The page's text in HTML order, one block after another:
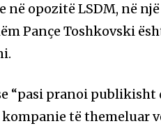
në opozitë LSDM, në
Pançe Toshkovski
“pasi pranoi publikisht
të themeluar